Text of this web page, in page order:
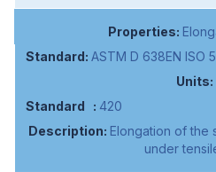
ASTM D 638EN ISO
420
Elongation of the
under